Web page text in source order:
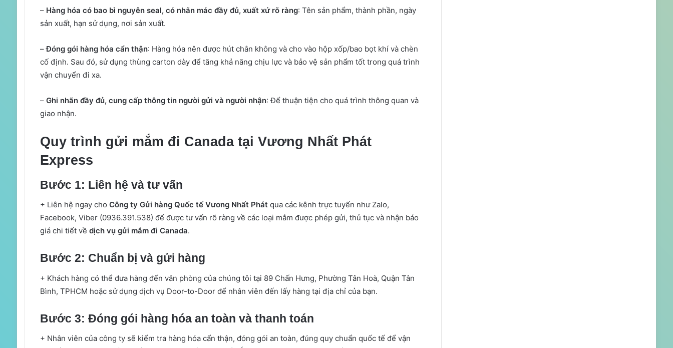
– Hàng hóa có bao bì nguyên seal, có nhãn mác đầy đủ, xuất xứ rõ ràng: Tên sản phẩm, thành phần, ngày
sản xuất, hạn sử dụng, nơi sản xuất.
–Đóng gói hàng hóa cẩn thận: Hàng hóa nên được hút chân không và cho vào hộp xốp/bao bọt khí và chèn
cố định. Sau đó, sử dụng thùng carton dày để tăng khả năng chịu lực và bảo vệ sản phẩm tốt trong quá trình
vận chuyển đi xa.
– Ghi nhãn đầy đủ, cung cấp thông tin người gửi và người nhận: Để thuận tiện cho quá trình thông quan và
giao nhận.
Quy trình gửi mắm đi Canada tại Vương Nhất Phát
Express
Bước 1: Liên hệ và tư vấn
+ Liên hệ ngay cho Công ty Gửi hàng Quốc tế Vương Nhất Phátqua các kênh trực tuyến như Zalo,
Facebook, Viber (0936.391.538) để được tư vấn rõ ràng về các loại mắm được phép gửi, thủ tục và nhận báo
giá chi tiết về dịch vụ gửi mắm đi Canada.
Bước 2: Chuẩn bị và gửi hàng
+ Khách hàng có thể đưa hàng đến văn phòng của chúng tôi tại 89 Chấn Hưng, Phường Tân Hoà, Quận Tân
Bình, TPHCM hoặc sử dụng dịch vụ Door-to-Door để nhân viên đến lấy hàng tại địa chỉ của bạn.
Bước 3: Đóng gói hàng hóa an toàn và thanh toán
+ Nhân viên của công ty sẽ kiểm tra hàng hóa cẩn thận, đóng gói an toàn, đúng quy chuẩn quốc tế để vận